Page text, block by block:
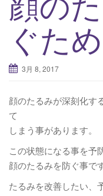
ぐた
3月 8, 2017
顔のたるみが深刻化す
て
しまう事があります。
この状態になる事を予
顔のたるみを防ぐ事です
たるみを改善したい、